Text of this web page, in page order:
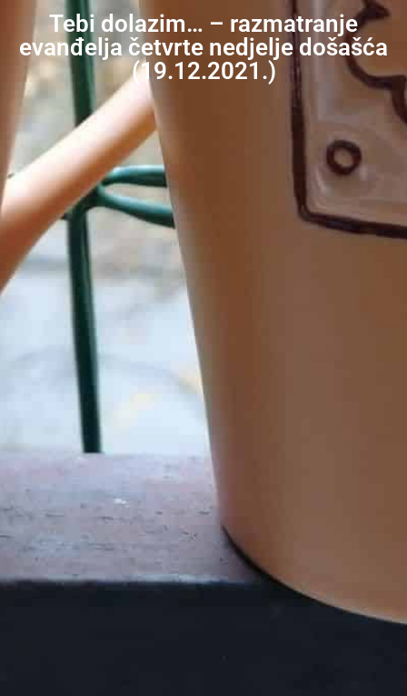
Tebi dolazim… – razmatranje
evanđelja četvrte nedjelje došašća
(19.12.2021.)